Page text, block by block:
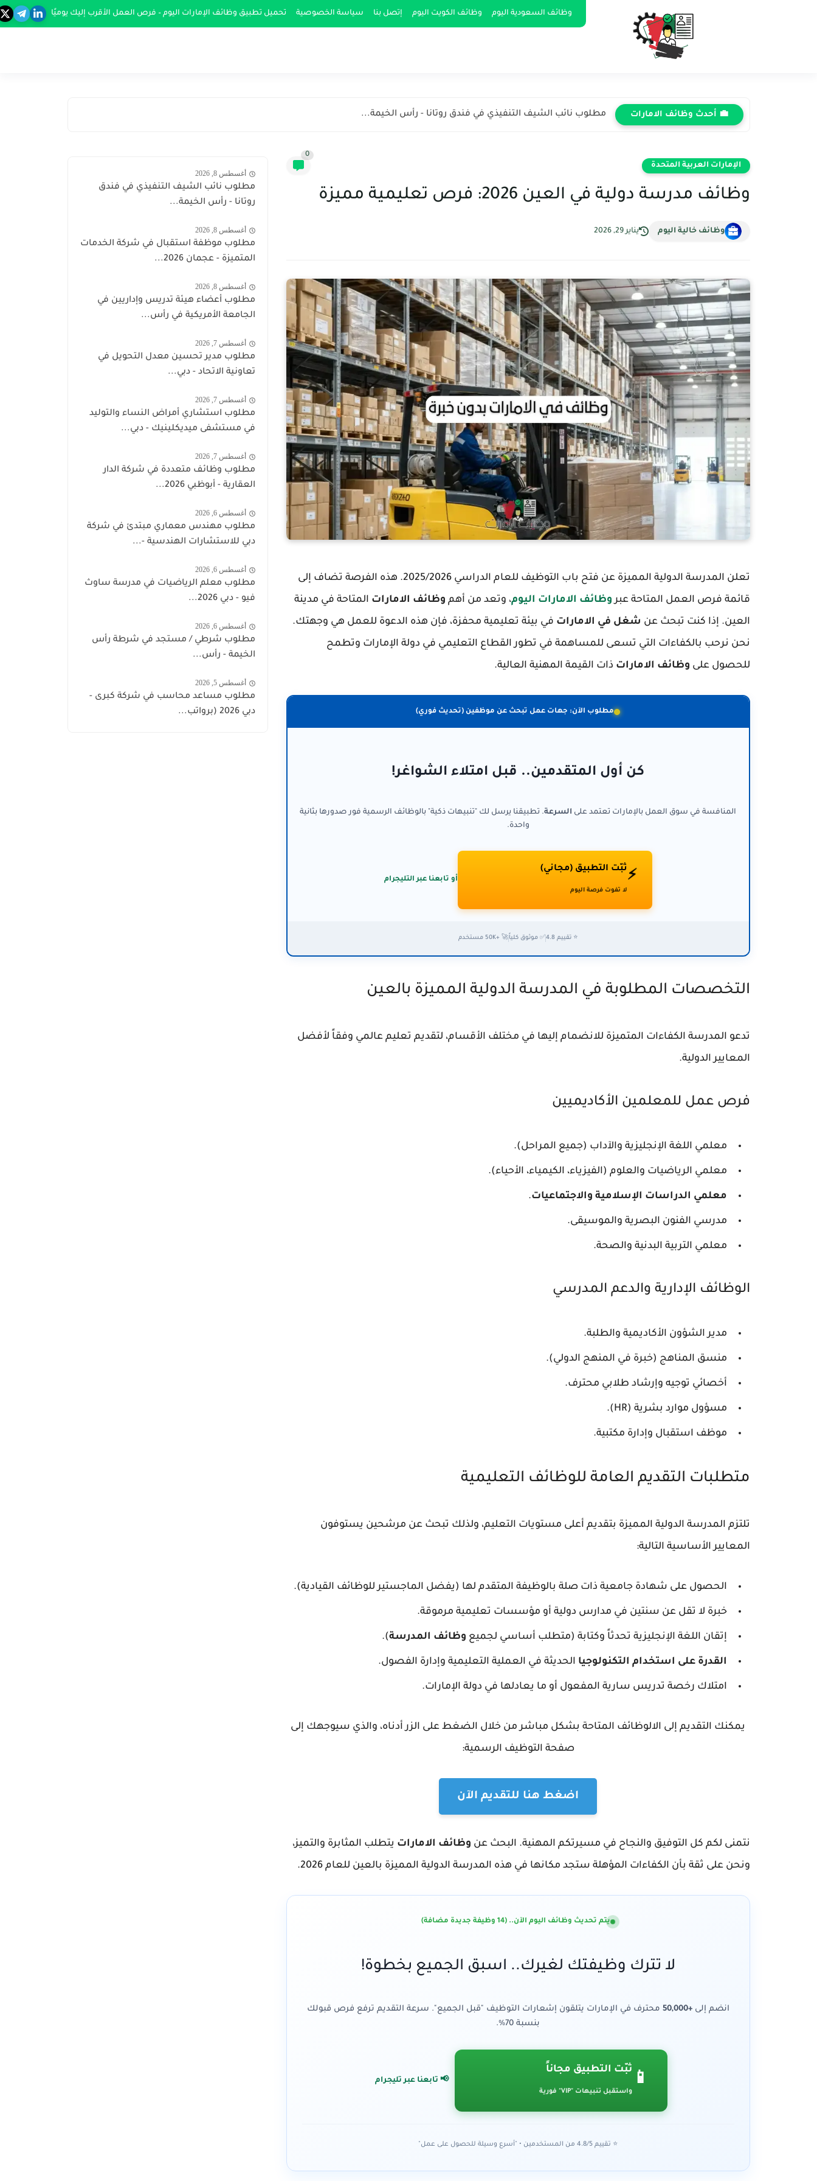
وظائف السعودية اليوم وظائف الكويت اليوم إتصل بنا سياسة الخصوصية تحميل تطبيق وظائف الإمارات اليوم – فرص العمل الأقرب إليك يوميًا
💼 أحدث وظائف الامارات مطلوب نائب الشيف التنفيذي في فندق روتانا - رأس الخيمة...
الإمارات العربية المتحدة
0
وظائف مدرسة دولية في العين 2026: فرص تعليمية مميزة
وظائف خالية اليوم يناير 29, 2026
تعلن المدرسة الدولية المميزة عن فتح باب التوظيف للعام الدراسي 2025/2026. هذه الفرصة تضاف إلى
قائمة فرص العمل المتاحة عبروظائف الامارات اليوم، وتعد من أهم وظائف الامارات المتاحة في مدينة
العين. إذا كنت تبحث عن شغل في الامارات في بيئة تعليمية محفزة، فإن هذه الدعوة للعمل هي وجهتك.
نحن نرحب بالكفاءات التي تسعى للمساهمة في تطور القطاع التعليمي في دولة الإمارات وتطمح
للحصول على وظائف الامارات ذات القيمة المهنية العالية.
مطلوب الآن: جهات عمل تبحث عن موظفين (تحديث فوري)
كن أول المتقدمين.. قبل امتلاء الشواغر!
المنافسة في سوق العمل بالإمارات تعتمد على السرعة. تطبيقنا يرسل لك "تنبيهات ذكية" بالوظائف الرسمية فور صدورها بثانية
واحدة.
⚡
ثبّت التطبيق (مجاني)
لا تفوت فرصة اليوم
أو تابعنا عبر التليجرام
⭐ تقييم 4.8 ✅ موثوق كلياً 🚀 +50K مستخدم
التخصصات المطلوبة في المدرسة الدولية المميزة بالعين
تدعو المدرسة الكفاءات المتميزة للانضمام إليها في مختلف الأقسام، لتقديم تعليم عالمي وفقاً لأفضل
المعايير الدولية.
فرص عمل للمعلمين الأكاديميين
معلمي اللغة الإنجليزية والآداب (جميع المراحل).
معلمي الرياضيات والعلوم (الفيزياء، الكيمياء، الأحياء).
معلمي الدراسات الإسلامية والاجتماعيات.
مدرسي الفنون البصرية والموسيقى.
معلمي التربية البدنية والصحة.
الوظائف الإدارية والدعم المدرسي
مدير الشؤون الأكاديمية والطلبة.
منسق المناهج (خبرة في المنهج الدولي).
أخصائي توجيه وإرشاد طلابي محترف.
مسؤول موارد بشرية (HR).
موظف استقبال وإدارة مكتبية.
متطلبات التقديم العامة للوظائف التعليمية
تلتزم المدرسة الدولية المميزة بتقديم أعلى مستويات التعليم، ولذلك تبحث عن مرشحين يستوفون
المعايير الأساسية التالية:
الحصول على شهادة جامعية ذات صلة بالوظيفة المتقدم لها (يفضل الماجستير للوظائف القيادية).
خبرة لا تقل عن سنتين في مدارس دولية أو مؤسسات تعليمية مرموقة.
إتقان اللغة الإنجليزية تحدثاً وكتابة (متطلب أساسي لجميع وظائف المدرسة).
القدرة على استخدام التكنولوجيا الحديثة في العملية التعليمية وإدارة الفصول.
امتلاك رخصة تدريس سارية المفعول أو ما يعادلها في دولة الإمارات.
يمكنك التقديم إلى الالوظائف المتاحة بشكل مباشر من خلال الضغط على الزر أدناه، والذي سيوجهك إلى
صفحة التوظيف الرسمية:
اضغط هنا للتقديم الآن
نتمنى لكم كل التوفيق والنجاح في مسيرتكم المهنية. البحث عن وظائف الامارات يتطلب المثابرة والتميز،
ونحن على ثقة بأن الكفاءات المؤهلة ستجد مكانها في هذه المدرسة الدولية المميزة بالعين للعام 2026.
يتم تحديث وظائف اليوم الآن.. (14 وظيفة جديدة مضافة)
لا تترك وظيفتك لغيرك.. اسبق الجميع بخطوة!
انضم إلى+50,000
محترف في الإمارات يتلقون إشعارات التوظيف "قبل الجميع". سرعة التقديم ترفع فرص قبولك
بنسبة 70%.
📱
ثبّت التطبيق مجاناً
واستقبل تنبيهات "VIP" فورية
📢 تابعنا عبر تليجرام
⭐ تقييم 4.8/5 من المستخدمين • "أسرع وسيلة للحصول على عمل"
أغسطس 8, 2026
مطلوب نائب الشيف التنفيذي في فندق
روتانا - رأس الخيمة...
أغسطس 8, 2026
مطلوب موظفة استقبال في شركة الخدمات
المتميزة - عجمان 2026...
أغسطس 8, 2026
مطلوب أعضاء هيئة تدريس وإداريين في
الجامعة الأمريكية في رأس...
أغسطس 7, 2026
مطلوب مدير تحسين معدل التحويل في
تعاونية الاتحاد - دبي...
أغسطس 7, 2026
مطلوب استشاري أمراض النساء والتوليد
في مستشفى ميديكلينيك - دبي...
أغسطس 7, 2026
مطلوب وظائف متعددة في شركة الدار
العقارية - أبوظبي 2026...
أغسطس 6, 2026
مطلوب مهندس معماري مبتدئ في شركة
دبي للاستشارات الهندسية -...
أغسطس 6, 2026
مطلوب معلم الرياضيات في مدرسة ساوث
فيو - دبي 2026...
أغسطس 6, 2026
مطلوب شرطي / مستجد في شرطة رأس
الخيمة - رأس...
أغسطس 5, 2026
مطلوب مساعد محاسب في شركة كبرى -
دبي 2026 (برواتب...